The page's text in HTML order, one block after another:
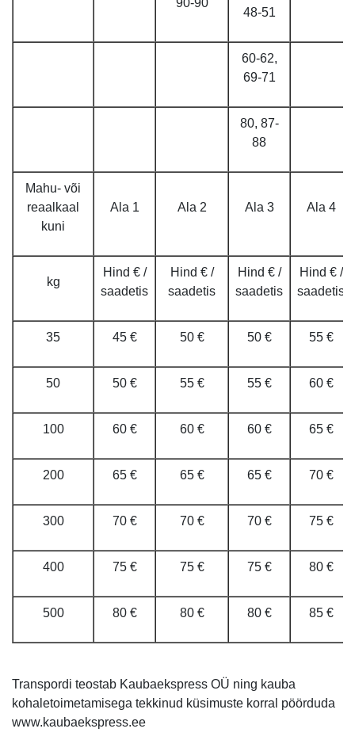
90-90
48-51
60-62,
69-71
80, 87-
88
Mahu- või
reaalkaal
kuni
Ala 1 Ala 2 Ala 3 Ala 4
kg
Hind € /
saadetis
Hind € /
saadetis
Hind € /
saadetis
Hind € /
saadetis
35 45 € 50 € 50 € 55 €
50 50 € 55 € 55 € 60 €
100 60 € 60 € 60 € 65 €
200 65 € 65 € 65 € 70 €
300 70 € 70 € 70 € 75 €
400 75 € 75 € 75 € 80 €
500 80 € 80 € 80 € 85 €
Transpordi teostab Kaubaekspress OÜ ning kauba
kohaletoimetamisega tekkinud küsimuste korral pöörduda
www.kaubaekspress.ee